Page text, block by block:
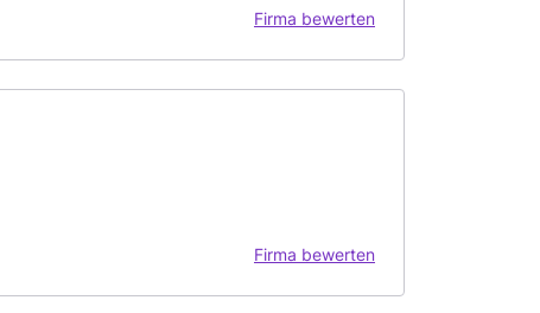
Firma bewerten
Firma bewerten